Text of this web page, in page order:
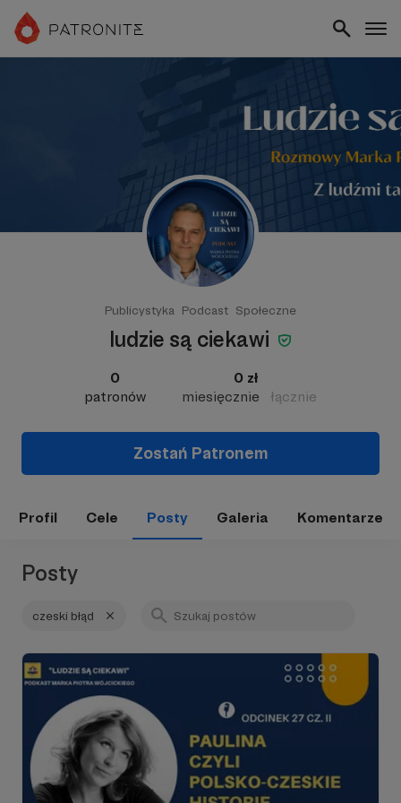
Publicystyka Podcast Społeczne
ludzie są ciekawi
0
patronów
0 zł
miesięcznie
łącznie
Zostań Patronem
Profil Cele Posty Galeria Komentarze
Posty
czeski błąd